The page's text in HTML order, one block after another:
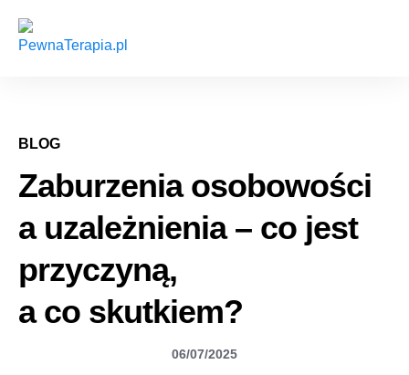
BLOG
Zaburzenia osobowości
a uzależnienia – co jest
przyczyną,
a co skutkiem?
06/07/2025